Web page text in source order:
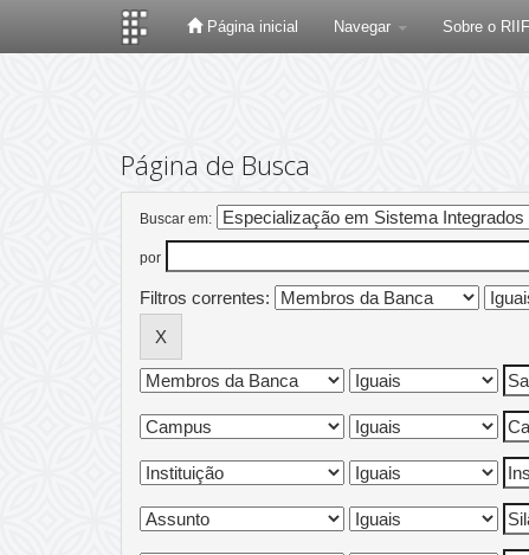
Página inicial Navegar Sobre o
Página de Busca
Buscar em:
por
Filtros correntes: